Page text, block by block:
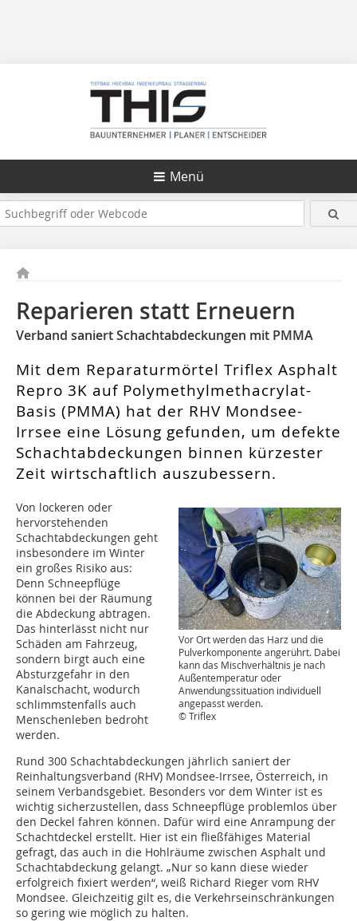
Menü
Reparieren statt Erneuern
Verband saniert Schachtabdeckungen mit PMMA
Mit dem Reparaturmörtel Triflex Asphalt
Repro 3K auf Polymethylmethacrylat-
Basis (PMMA) hat der RHV Mondsee-
Irrsee eine Lösung gefunden, um defekte
Schachtabdeckungen binnen kürzester
Zeit wirtschaftlich auszubessern.
Vor Ort werden das Harz und die
Pulverkomponente angerührt. Dabei
kann das Mischverhältnis je nach
Außentemperatur oder
Anwendungssituation individuell
angepasst werden.
© Triflex
Von lockeren oder
hervorstehenden
Schachtabdeckungen geht
insbesondere im Winter
ein großes Risiko aus:
Denn Schneepflüge
können bei der Räumung
die Abdeckung abtragen.
Das hinterlässt nicht nur
Schäden am Fahrzeug,
sondern birgt auch eine
Absturzgefahr in den
Kanalschacht, wodurch
schlimmstenfalls auch
Menschenleben bedroht
werden.
Rund 300 Schachtabdeckungen jährlich saniert der
Reinhaltungsverband (RHV) Mondsee-Irrsee, Österreich, in
seinem Verbandsgebiet. Besonders vor dem Winter ist es
wichtig sicherzustellen, dass Schneepflüge problemlos über
den Deckel fahren können. Dafür wird eine Anrampung der
Schachtdeckel erstellt. Hier ist ein fließfähiges Material
gefragt, das auch in die Hohlräume zwischen Asphalt und
Schachtabdeckung gelangt. „Nur so kann diese wieder
erfolgreich fixiert werden“, weiß Richard Rieger vom RHV
Mondsee. Gleichzeitig gilt es, die Verkehrseinschränkungen
so gering wie möglich zu halten.